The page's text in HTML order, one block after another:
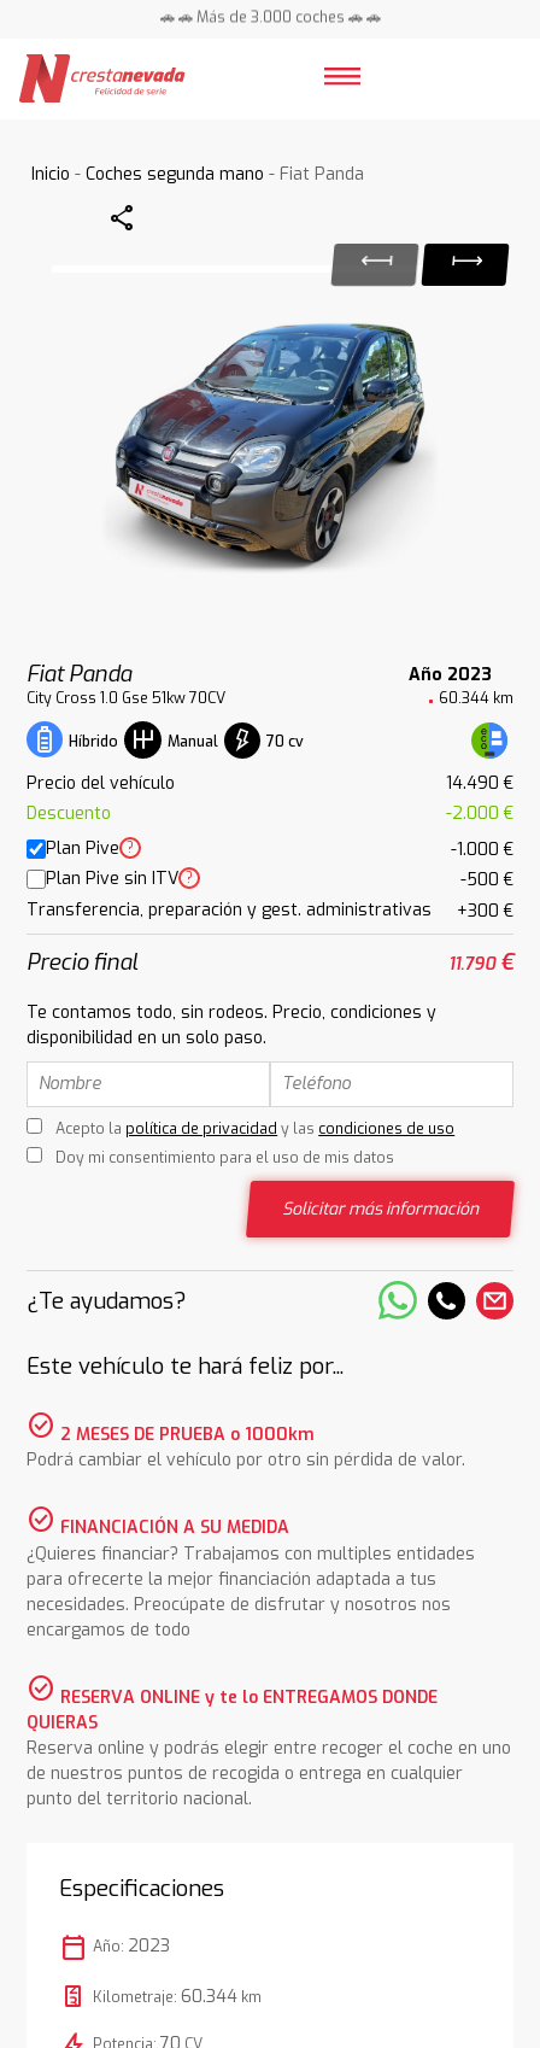
🚗 🚗 Más de 3.000 coches 🚗 🚗
Inicio -Coches segunda mano - Fiat Panda
Share
Fiat Panda Año 2023
City Cross 1.0 Gse 51kw 70CV 60.344 km
Híbrido Manual 70 cv
Precio del vehículo
14.490 €
Descuento
-2.000 €
Plan Pive ?
-1.000 €
Plan Pive sin ITV ?
-500 €
Transferencia, preparación y gest. administrativas
+300 €
Precio final 11.790€
Te contamos todo, sin rodeos. Precio, condiciones y
disponibilidad en un solo paso.
Acepto la política de privacidad y las condiciones de uso
Doy mi consentimiento para el uso de mis datos
Solicitar más información
¿Te ayudamos?
Este vehículo te hará feliz por...
check_circle 2 MESES DE PRUEBA o 1000km
Podrá cambiar el vehículo por otro sin pérdida de valor.
check_circle FINANCIACIÓN A SU MEDIDA
¿Quieres financiar? Trabajamos con multiples entidades
para ofrecerte la mejor financiación adaptada a tus
necesidades. Preocúpate de disfrutar y nosotros nos
encargamos de todo
check_circle RESERVA ONLINE y te lo ENTREGAMOS DONDE
QUIERAS
Reserva online y podrás elegir entre recoger el coche en uno
de nuestros puntos de recogida o entrega en cualquier
punto del territorio nacional.
Especificaciones
calendar_today Año: 2023
Kilometraje: 60.344km